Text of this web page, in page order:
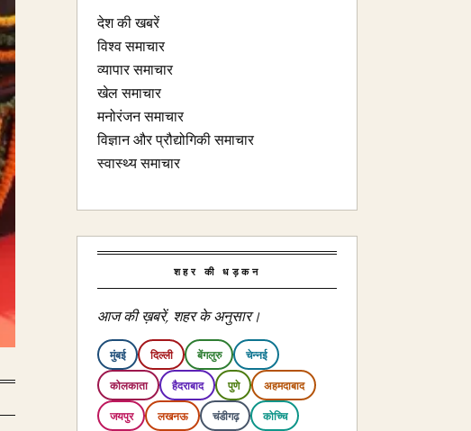
देश की खबरें
विश्व समाचार
व्यापार समाचार
खेल समाचार
मनोरंजन समाचार
विज्ञान और प्रौद्योगिकी समाचार
स्वास्थ्य समाचार
शहर की धड़कन
आज की ख़बरें, शहर के अनुसार।
मुंबई दिल्ली बेंगलुरु चेन्नई
कोलकाता हैदराबाद पुणे अहमदाबाद
जयपुर लखनऊ चंडीगढ़ कोच्चि